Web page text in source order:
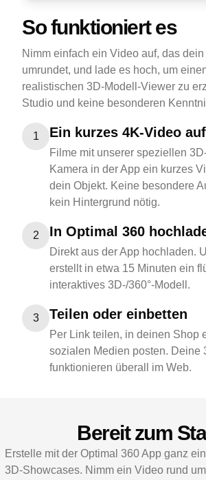
So funktioniert es
Nimm einfach ein Video auf, das
umrundet, und lade es hoch, um
realistischen 3D-Modell-Viewer zu
Studio und keine besonderen
1 Ein kurzes 4K-Video
Filme mit unserer speziellen
Kamera in der App ein kurzes
dein Objekt. Keine besondere
kein Hintergrund nötig.
2 In Optimal 360
Direkt aus der App hochladen.
erstellt in etwa 15 Minuten ein
interaktives 3D-/360°-Modell.
3 Teilen oder einbetten
Per Link teilen, in deinen Shop
sozialen Medien posten. Deine
funktionieren überall im Web.
Bereit zum
Erstelle mit der Optimal 360 App ganz
3D-Showcases. Nimm ein Video rund